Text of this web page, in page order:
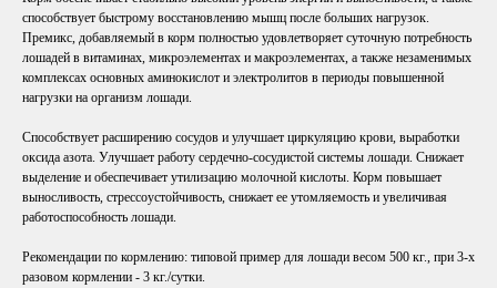
способствует быстрому восстановлению мышц после больших нагрузок.
Премикс, добавляемый в корм полностью удовлетворяет суточную потребность
лошадей в витаминах, микроэлементах и макроэлементах, а также незаменимых
комплексах основных аминокислот и электролитов в периоды повышенной
нагрузки на организм лошади.
Способствует расширению сосудов и улучшает циркуляцию крови, выработки
оксида азота. Улучшает работу сердечно-сосудистой системы лошади. Снижает
выделение и обеспечивает утилизацию молочной кислоты. Корм повышает
выносливость, стрессоустойчивость, снижает ее утомляемость и увеличивая
работоспособность лошади.
Рекомендации по кормлению: типовой пример для лошади весом 500 кг., при 3-х
разовом кормлении - 3 кг./сутки.